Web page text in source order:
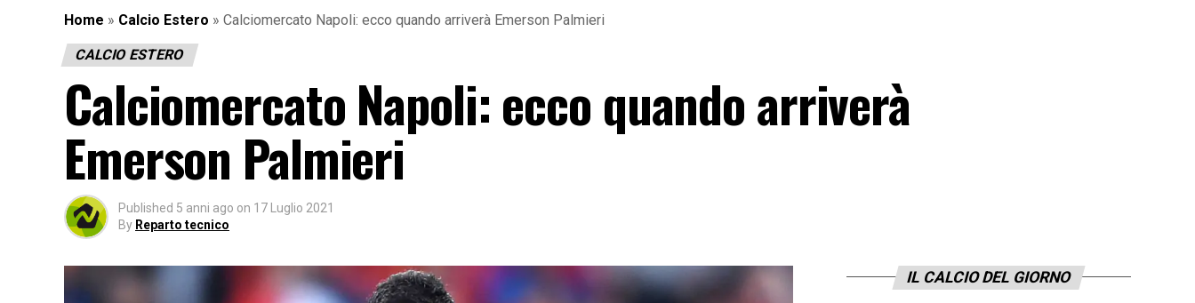
Home » Calcio Estero » Calciomercato Napoli: ecco quando arriverà Emerson Palmieri
CALCIO ESTERO
Calciomercato Napoli: ecco quando arriverà
Emerson Palmieri
Published 5 anni ago on 17 Luglio 2021
By Reparto tecnico
IL CALCIO DEL GIORNO